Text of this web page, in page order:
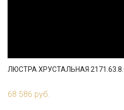
ЛЮСТРА ХРУСТАЛЬНАЯ 2171.63.8.G
68 586 руб.